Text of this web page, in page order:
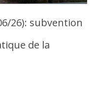
26): subvention
de la